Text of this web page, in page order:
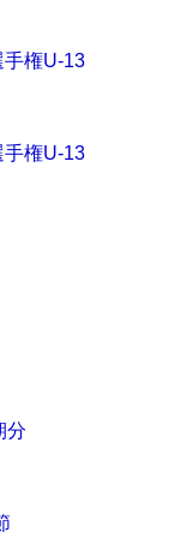
手権U-13
手権U-13
分